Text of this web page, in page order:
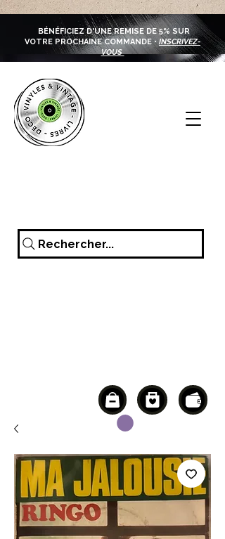
BÉNÉFICIEZ D'UNE REMISE DE 5% SUR
VOTRE PROCHAINE COMMANDE • INSCRIVEZ-
VOUS
Rechercher...